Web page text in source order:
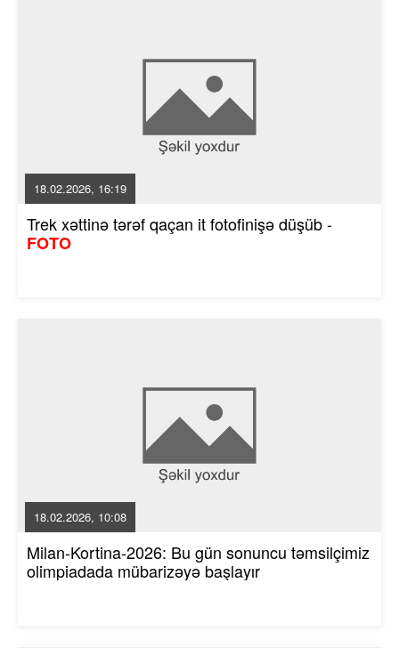
18.02.2026, 16:19
Trek xəttinə tərəf qaçan it fotofinişə düşüb -
FOTO
18.02.2026, 10:08
Milan-Kortina-2026: Bu gün sonuncu təmsilçimiz
olimpiadada mübarizəyə başlayır